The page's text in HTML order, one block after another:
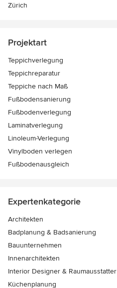
Zürich
Projektart
Teppichverlegung
Teppichreparatur
Teppiche nach Maß
Fußbodensanierung
Fußbodenverlegung
Laminatverlegung
Linoleum-Verlegung
Vinylboden verlegen
Fußbodenausgleich
Expertenkategorie
Architekten
Badplanung & Badsanierung
Bauunternehmen
Innenarchitekten
Interior Designer & Raumausstatter
Küchenplanung